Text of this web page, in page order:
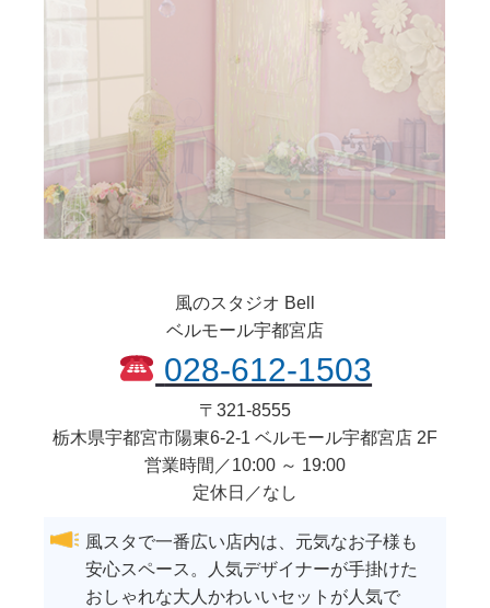
風のスタジオ Bell
ベルモール宇都宮店
028-612-1503
〒 321-8555
栃木県宇都宮市陽東6-2-1 ベルモール宇都宮店 2F
営業時間／10:00 ～ 19:00
定休日／なし
風スタで一番広い店内は、元気なお子様も
安心スペース。人気デザイナーが手掛けた
おしゃれな大人かわいいセットが人気で